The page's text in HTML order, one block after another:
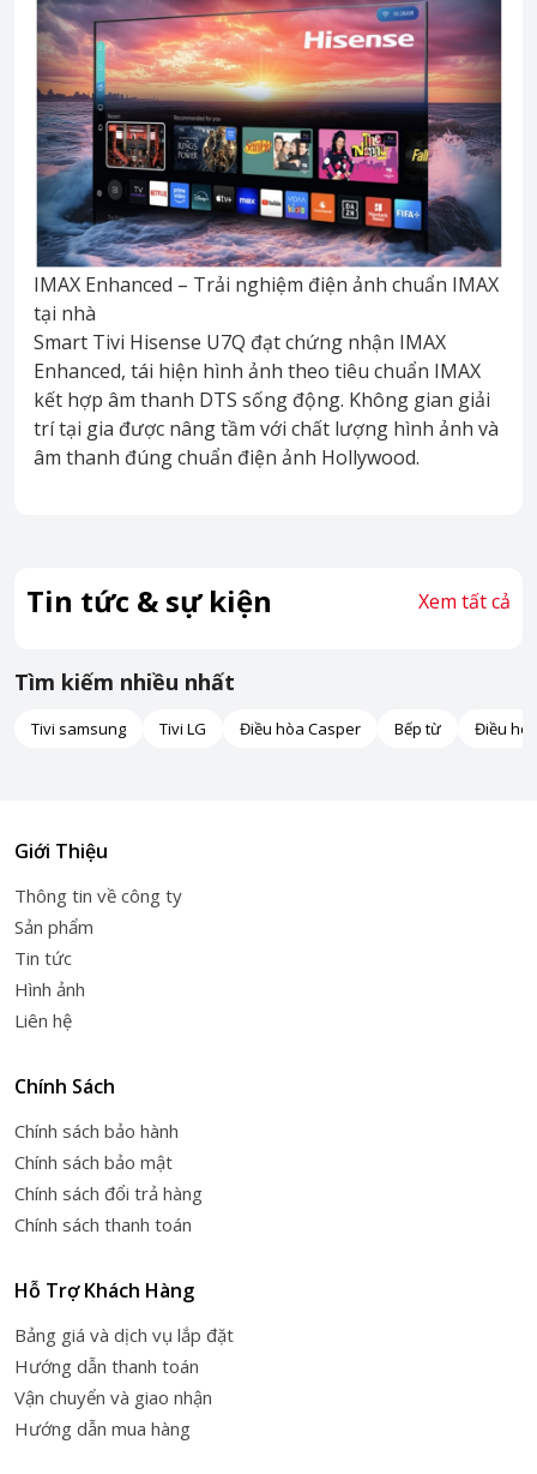
IMAX Enhanced – Trải nghiệm điện ảnh chuẩn IMAX
tại nhà
Smart Tivi Hisense U7Q đạt chứng nhận IMAX
Enhanced, tái hiện hình ảnh theo tiêu chuẩn IMAX
kết hợp âm thanh DTS sống động. Không gian giải
trí tại gia được nâng tầm với chất lượng hình ảnh và
âm thanh đúng chuẩn điện ảnh Hollywood.
Tin tức & sự kiện Xem tất cả
Tìm kiếm nhiều nhất
Tivi samsung Tivi LG Điều hòa Casper Bếp từ Điều
Giới Thiệu
Thông tin về công ty
Sản phẩm
Tin tức
Hình ảnh
Liên hệ
Chính Sách
Chính sách bảo hành
Chính sách bảo mật
Chính sách đổi trả hàng
Chính sách thanh toán
Hỗ Trợ Khách Hàng
Bảng giá và dịch vụ lắp đặt
Hướng dẫn thanh toán
Vận chuyển và giao nhận
Hướng dẫn mua hàng